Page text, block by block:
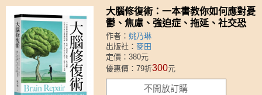
大腦修復術：一本書教你如何應對憂
鬱、焦慮、強迫症、拖延、社交恐
懼、注意力不集中等精神困擾，幫助
你平衡生活壓力、提升工作表現
作者：姚乃琳
出版社：麥田
定價：380元
優惠價：79折300元
不開放訂購